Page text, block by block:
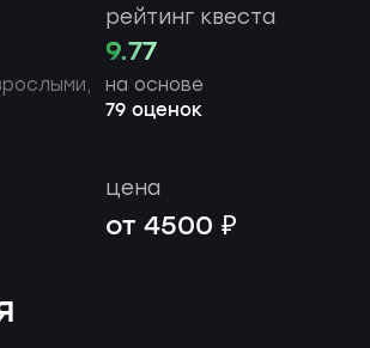
рейтинг квеста
9.77
на основе
79 оценок
цена
от 4500 ₽